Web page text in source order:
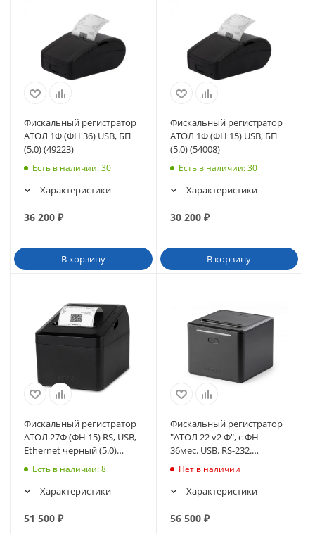
Фискальный регистратор
АТОЛ 1Ф (ФН 36) USB, БП
(5.0) (49223)
Есть в наличии: 30
Характеристики
36 200 ₽
В корзину
Фискальный регистратор
АТОЛ 1Ф (ФН 15) USB, БП
(5.0) (54008)
Есть в наличии: 30
Характеристики
30 200₽
В корзину
Фискальный регистратор
АТОЛ 27Ф (ФН 15) RS, USB,
Ethernet черный (5.0)
(51644)
Есть в наличии: 8
Характеристики
51 500 ₽
Фискальный регистратор
"АТОЛ 22 v2 Ф", с ФН
36мес. USB. RS-232.
Ethernet. 5.0 (с ИТС) (черн)
Нет в наличии
Характеристики
56 500₽